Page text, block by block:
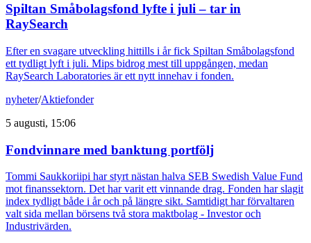
Spiltan Småbolagsfond lyfte i juli – tar in
RaySearch
Efter en svagare utveckling hittills i år fick Spiltan Småbolagsfond
ett tydligt lyft i juli. Mips bidrog mest till uppgången, medan
RaySearch Laboratories är ett nytt innehav i fonden.
nyheter/Aktiefonder
5 augusti, 15:06
Fondvinnare med banktung portfölj
Tommi Saukkoriipi har styrt nästan halva SEB Swedish Value Fund
mot finanssektorn. Det har varit ett vinnande drag. Fonden har slagit
index tydligt både i år och på längre sikt. Samtidigt har förvaltaren
valt sida mellan börsens två stora maktbolag - Investor och
Industrivärden.